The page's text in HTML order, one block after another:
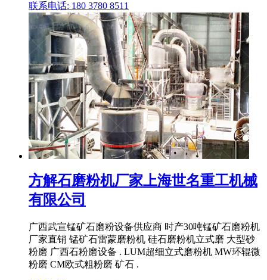
联系电话: 180 3780 8511
方解石磨粉机厂家上海世名重工机械
有限公司
广西武宣锰矿石磨粉设备供应商 时产30吨锰矿石磨粉机
厂家直销 锰矿石雷蒙磨粉机 硅石磨粉机立式磨 大型砂
粉磨 广西石粉磨设备 . LUM超细立式磨粉机 MW环辊微
粉磨 CM欧式粗粉磨 矿石 .